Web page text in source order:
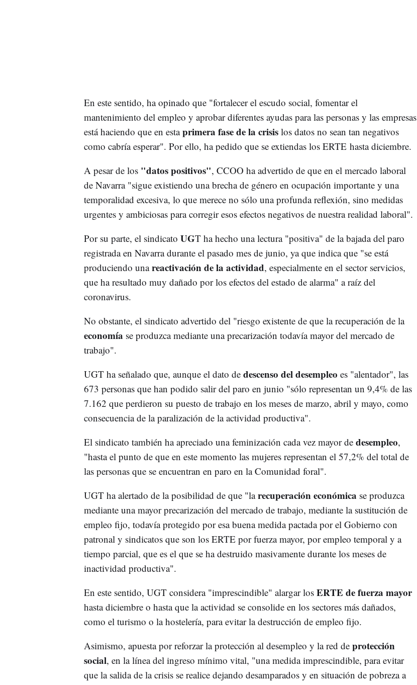
En este sentido, ha opinado que "fortalecer el escudo social, fomentar el
mantenimiento del empleo y aprobar diferentes ayudas para las personas y las empresas
está haciendo que en estaprimera fase de la crisislos datos no sean tan negativos
como cabría esperar". Por ello, ha pedido que se extiendas los ERTE hasta diciembre.
A pesar de los"datos positivos", CCOO ha advertido de que en el mercado laboral
de Navarra "sigue existiendo una brecha de género en ocupación importante y una
temporalidad excesiva, lo que merece no sólo una profunda reflexión, sino medidas
urgentes y ambiciosas para corregir esos efectos negativos de nuestra realidad laboral".
Por su parte, el sindicato UGT ha hecho una lectura "positiva" de la bajada del paro
registrada en Navarra durante el pasado mes de junio, ya que indica que "se está
produciendo unareactivación de la actividad, especialmente en el sector servicios,
que ha resultado muy dañado por los efectos del estado de alarma" a raíz del
coronavirus.
No obstante, el sindicato advertido del "riesgo existente de que la recuperación de la
economía se produzca mediante una precarización todavía mayor del mercado de
trabajo".
UGT ha señalado que, aunque el dato de descenso del desempleo es "alentador", las
673 personas que han podido salir del paro en junio "sólo representan un 9,4% de las
7.162 que perdieron su puesto de trabajo en los meses de marzo, abril y mayo, como
consecuencia de la paralización de la actividad productiva".
El sindicato también ha apreciado una feminización cada vez mayor de desempleo,
"hasta el punto de que en este momento las mujeres representan el 57,2% del total de
las personas que se encuentran en paro en la Comunidad foral".
UGT ha alertado de la posibilidad de que "larecuperación económica se produzca
mediante una mayor precarización del mercado de trabajo, mediante la sustitución de
empleo fijo, todavía protegido por esa buena medida pactada por el Gobierno con
patronal y sindicatos que son los ERTE por fuerza mayor, por empleo temporal y a
tiempo parcial, que es el que se ha destruido masivamente durante los meses de
inactividad productiva".
En este sentido, UGT considera "imprescindible" alargar losERTE de fuerza mayor
hasta diciembre o hasta que la actividad se consolide en los sectores más dañados,
como el turismo o la hostelería, para evitar la destrucción de empleo fijo.
Asimismo, apuesta por reforzar la protección al desempleo y la red deprotección
social, en la línea del ingreso mínimo vital, "una medida imprescindible, para evitar
que la salida de la crisis se realice dejando desamparados y en situación de pobreza a